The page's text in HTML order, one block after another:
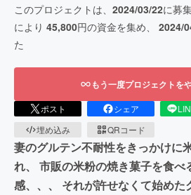
このプロジェクトは、 2024/03/22に募
により 45,800円の資金を集め、 2024/
た
もう一度プロジェクトを
ポスト シェア
埋め込み
QRコード
妻のグルテン不耐性をきっかけに
れ、 市販の米粉の焼き菓子を食べ
感、、、 それが許せなくて始めた